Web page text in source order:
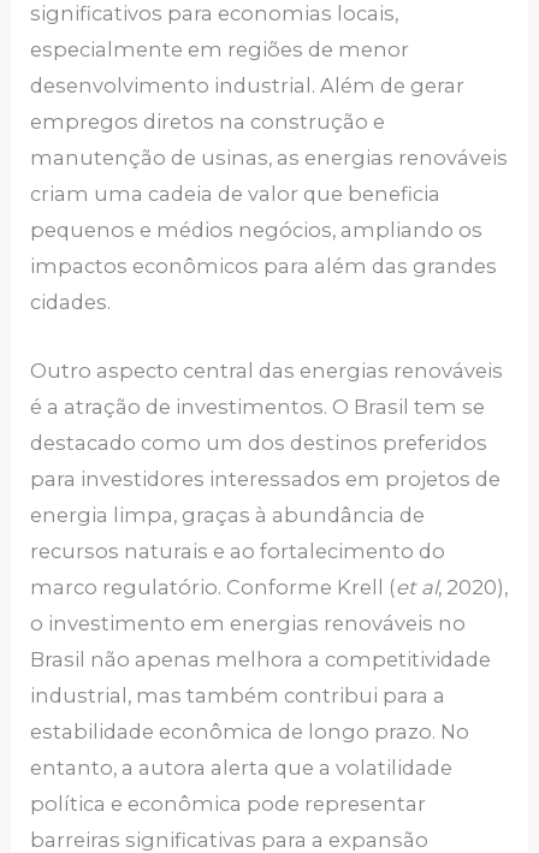
significativos para economias locais,
especialmente em regiões de menor
desenvolvimento industrial. Além de gerar
empregos diretos na construção e
manutenção de usinas, as energias renováveis
criam uma cadeia de valor que beneficia
pequenos e médios negócios, ampliando os
impactos econômicos para além das grandes
cidades.
Outro aspecto central das energias renováveis
é a atração de investimentos. O Brasil tem se
destacado como um dos destinos preferidos
para investidores interessados em projetos de
energia limpa, graças à abundância de
recursos naturais e ao fortalecimento do
marco regulatório. Conforme Krell (et al, 2020),
o investimento em energias renováveis no
Brasil não apenas melhora a competitividade
industrial, mas também contribui para a
estabilidade econômica de longo prazo. No
entanto, a autora alerta que a volatilidade
política e econômica pode representar
barreiras significativas para a expansão